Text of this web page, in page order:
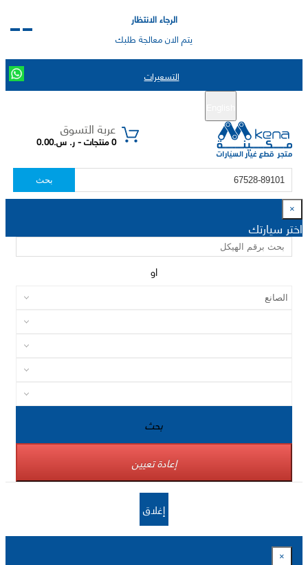
الرجاء الانتظار
يتم الان معالجة طلبك
التسعيرات
عربة التسوق
0 منتجات - ر. س.0.00
بحث
×
اختر سيارتك
او
بحث
إعادة تعيين
إغلاق
×